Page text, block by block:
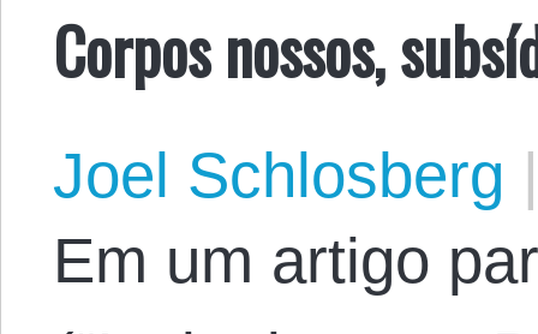
Corpos nossos,
Joel Schlosberg
Em um artigo